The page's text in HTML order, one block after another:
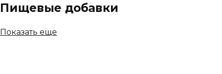
Пищевые добавки
Показать еще